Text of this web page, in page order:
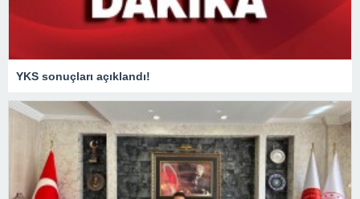
YKS sonuçları açıklandı!